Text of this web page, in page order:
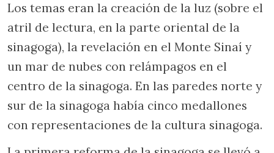
Los temas eran la creación de la luz (sobre el
atril de lectura, en la parte oriental de la
sinagoga), la revelación en el Monte Sinaí y
un mar de nubes con relámpagos en el
centro de la sinagoga. En las paredes norte y
sur de la sinagoga había cinco medallones
con representaciones de la cultura sinagoga.